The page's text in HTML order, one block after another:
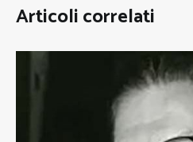
Articoli correlati